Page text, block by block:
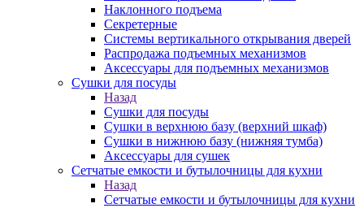
Наклонного подъема
Секретерные
Системы вертикального открывания дверей
Распродажа подъемных механизмов
Аксессуары для подъемных механизмов
Сушки для посуды
Назад
Сушки для посуды
Сушки в верхнюю базу (верхний шкаф)
Сушки в нижнюю базу (нижняя тумба)
Аксессуары для сушек
Сетчатые емкости и бутылочницы для кухни
Назад
Сетчатые емкости и бутылочницы для кухни